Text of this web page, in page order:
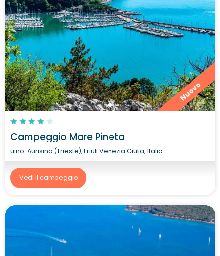
Nuovo
Campeggio Mare Pineta
uino-Aurisina (Trieste), Friuli Venezia Giulia, Italia
Vedi il campeggio